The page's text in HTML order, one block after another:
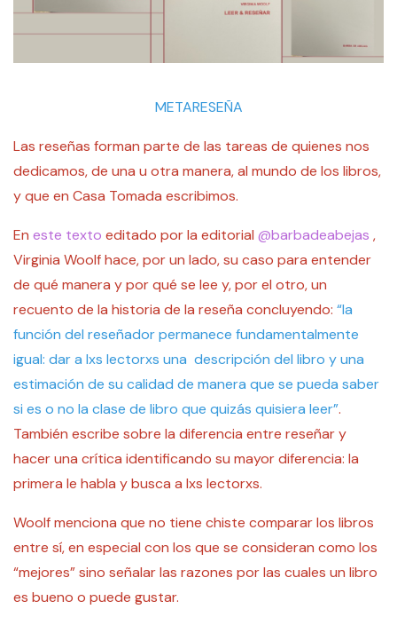
METARESEÑA
Las reseñas forman parte de las tareas de quienes nos
dedicamos, de una u otra manera, al mundo de los libros,
y que en Casa Tomada escribimos.
En este texto editado por la editorial @barbadeabejas ,
Virginia Woolf hace, por un lado, su caso para entender
de qué manera y por qué se lee y, por el otro, un
recuento de la historia de la reseña concluyendo: “la
función del reseñador permanece fundamentalmente
igual: dar a lxs lectorxs una descripción del libro y una
estimación de su calidad de manera que se pueda saber
si es o no la clase de libro que quizás quisiera leer”.
También escribe sobre la diferencia entre reseñar y
hacer una crítica identificando su mayor diferencia: la
primera le habla y busca a lxs lectorxs.
Woolf menciona que no tiene chiste comparar los libros
entre sí, en especial con los que se consideran como los
“mejores” sino señalar las razones por las cuales un libro
es bueno o puede gustar.